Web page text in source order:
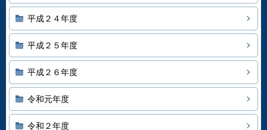
平成２４年度
平成２５年度
平成２６年度
令和元年度
令和２年度